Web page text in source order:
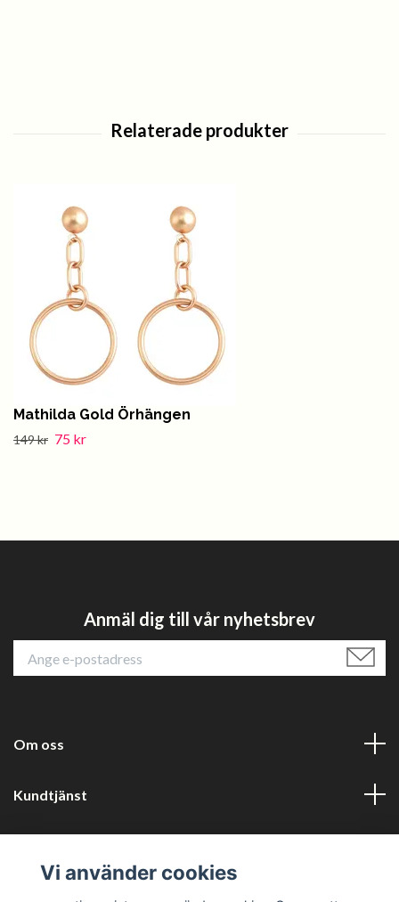
Mathilda Gold Örhängen
149 kr 75 kr
Anmäl dig till vår nyhetsbrev
Om oss
Kundtjänst
Sociala medier
Vi använder cookies